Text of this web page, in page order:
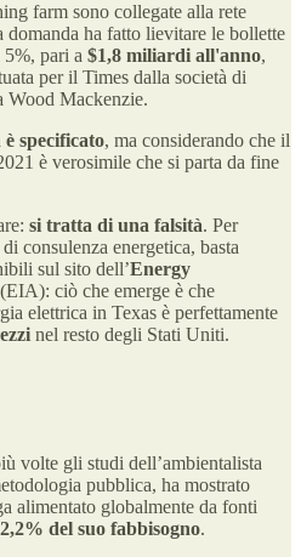
farm sono collegate alla rete
domanda ha fatto lievitare le bollette
pari a $1,8 miliardi all'anno,
per il Times dalla società di
Wood Mackenzie.
specificato, ma considerando che il
è verosimile che si parta da fine
si tratta di una falsità. Per
consulenza energetica, basta
sul sito dell’Energy
(EIA): ciò che emerge è che
elettrica in Texas è perfettamente
nel resto degli Stati Uniti.
volte gli studi dell’ambientalista
pubblica, ha mostrato
alimentato globalmente da fonti
del suo fabbisogno.